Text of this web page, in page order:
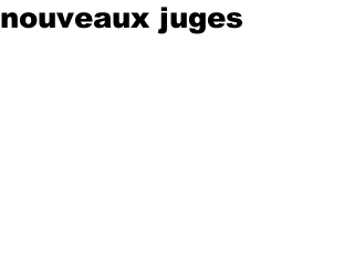
nouveaux juges